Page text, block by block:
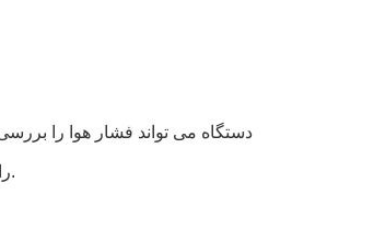
را کنترل کند ،دستگاه پر کردن و بسته بندی گرم برای جلوگیری از هدر رفتن کیسه ها و محصولات.